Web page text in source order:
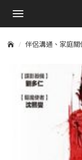
手
單
伴侶溝通、家庭關